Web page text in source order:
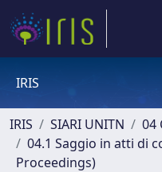
IRIS
IRIS SIARI UNITN
04
04.1 Saggio in atti di
Proceedings)